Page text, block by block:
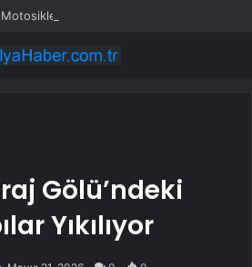
Kazası
Gölü’ndeki
Yıkılıyor